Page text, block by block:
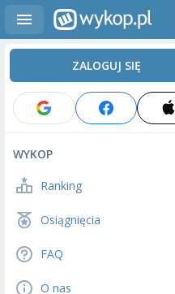
ZALOGUJ SIĘ
WYKOP
Ranking
Osiągnięcia
FAQ
O nas